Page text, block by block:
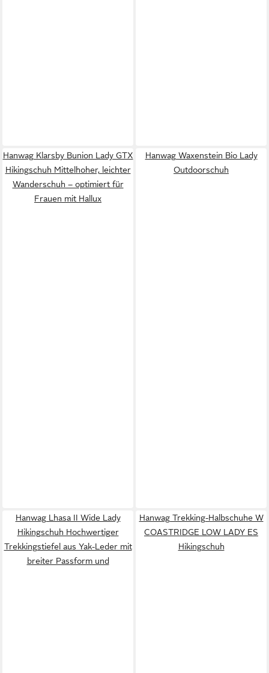
Hanwag Klarsby Bunion Lady GTX
Hikingschuh Mittelhoher, leichter
Wanderschuh – optimiert für
Frauen mit Hallux
Hanwag Waxenstein Bio Lady
Outdoorschuh
Hanwag Lhasa II Wide Lady
Hikingschuh Hochwertiger
Trekkingstiefel aus Yak-Leder mit
breiter Passform und
Hanwag Trekking-Halbschuhe W
COASTRIDGE LOW LADY ES
Hikingschuh